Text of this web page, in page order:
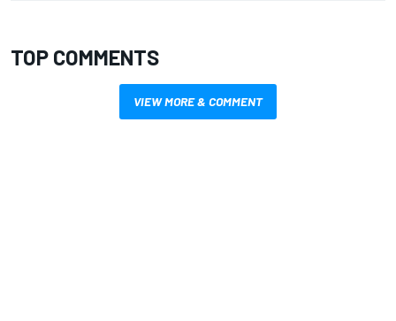
TOP COMMENTS
VIEW MORE & COMMENT